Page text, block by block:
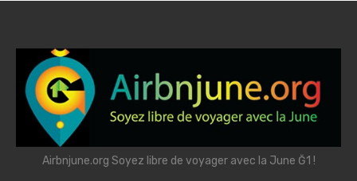
Airbnjune.org Soyez libre de voyager avec la June Ğ1 !